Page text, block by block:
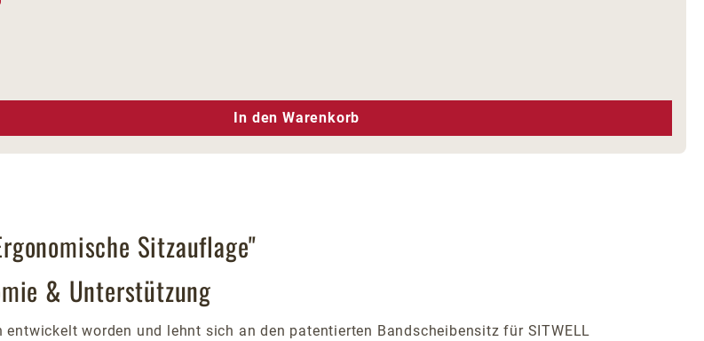
oder benutze die Schaltflächen um die Anzahl zu erhöhen oder zu
In den Warenkorb
Sitzauflage"
& Unterstützung
worden und lehnt sich an den patentierten Bandscheibensitz für SITWELL